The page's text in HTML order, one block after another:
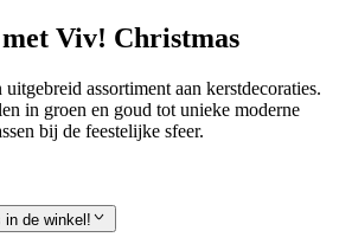
Viv! Christmas
uitgebreid assortiment aan kerstdecoraties.
in groen en goud tot unieke moderne
bij de feestelijke sfeer.
in de winkel!